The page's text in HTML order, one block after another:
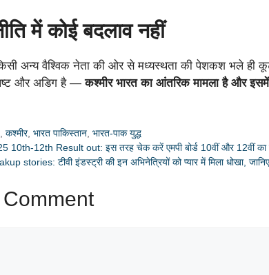
में कोई बदलाव नहीं
अन्य वैश्विक नेता की ओर से मध्यस्थता की पेशकश भले ही
और अडिग है —कश्मीर भारत का आंतरिक मामला है और इसमें
,कश्मीर,भारत पाकिस्तान ,भारत-पाक युद्ध
10th-12th Result out: इस तरह चेक करें एमपी बोर्ड 10वीं और 12वीं का
stories: टीवी इंडस्ट्री की इन अभिनेत्रियों को प्यार में मिला धोखा,